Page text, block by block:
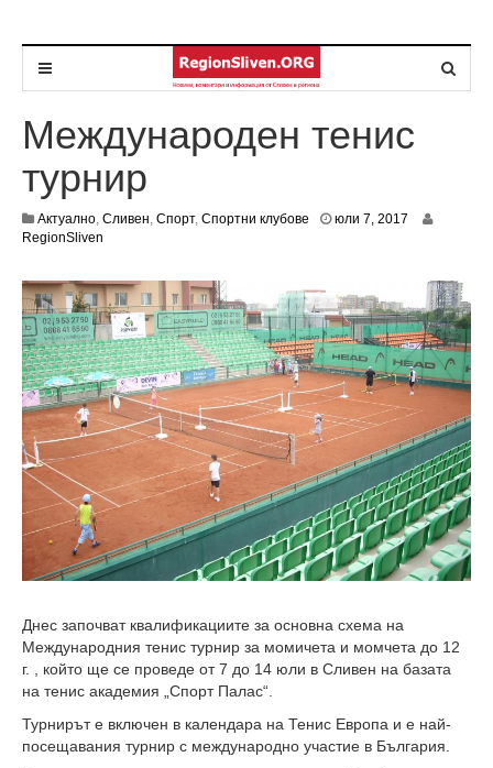
Международен тенис
турнир
Актуално, Сливен, Спорт, Спортни клубове юли 7, 2017
2
0
1
7
RegionSliven
Днес започват квалификациите за основна схема на
Международния тенис турнир за момичета и момчета до 12
г. , който ще се проведе от 7 до 14 юли в Сливен на базата
на тенис академия „Спорт Палас“.
Турнирът е включен в календара на Тенис Европа и е най-
посещавания турнир с международно участие в България.